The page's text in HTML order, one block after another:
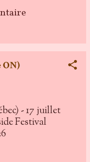
Vincent
Pierre-Yves
sont la relève
un fils qui
pas les
ON)
- 17 juillet
Festival